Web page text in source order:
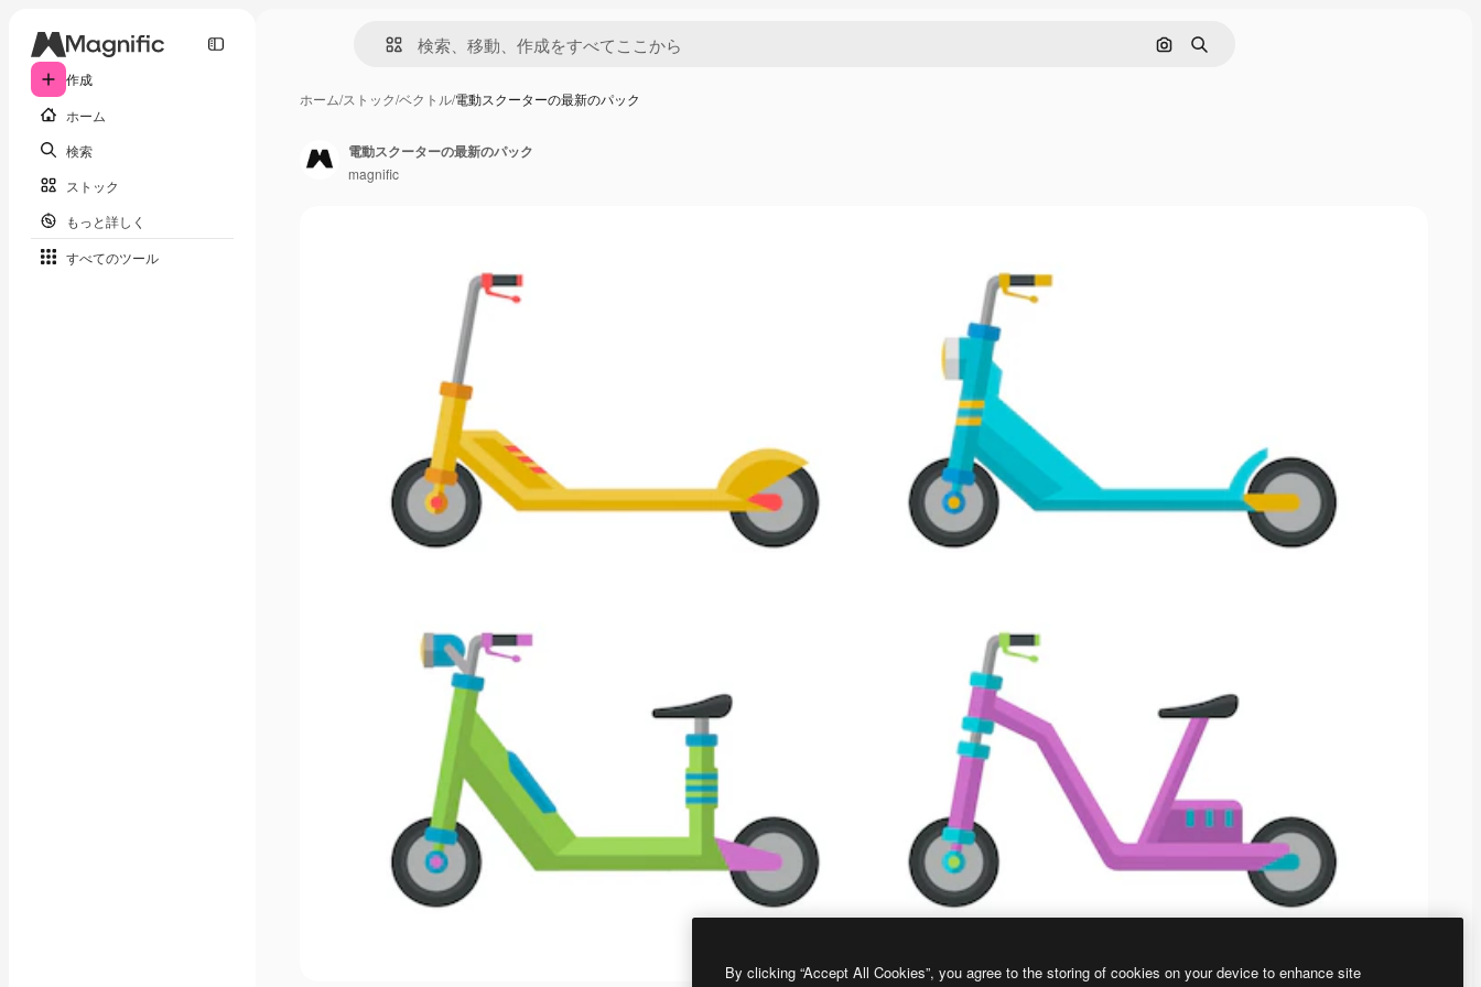
作成
ホーム
検索
ストック
もっと詳しく
すべてのツール
画像で検索
検索
ホーム/ストック/ベクトル/電動スクーターの最新のパック
電動スクーターの最新のパック
magnific
By clicking “Accept All Cookies”, you agree to the storing of cookies on your device to enhance site